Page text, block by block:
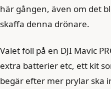
här gången, även om det
skaffa denna drönare.
Valet föll på en DJI Mavic
extra batterier etc, ett kit
begär efter mer prylar ska